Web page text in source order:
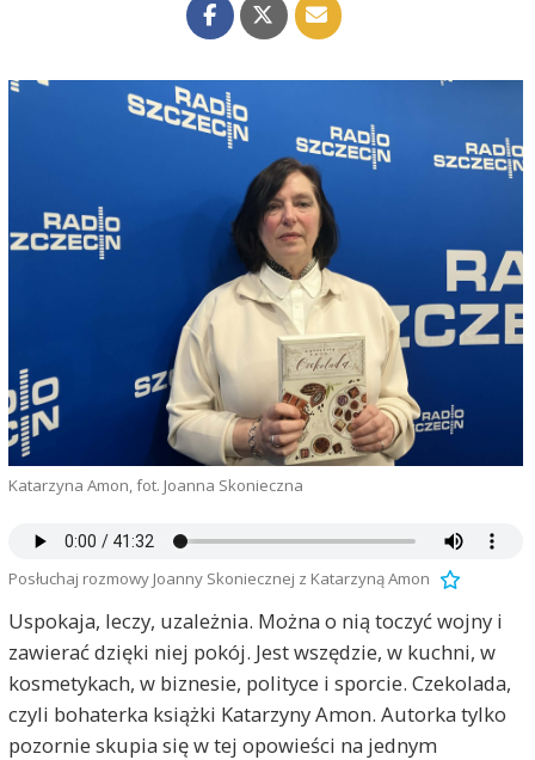
Katarzyna Amon, fot. Joanna Skonieczna
Posłuchaj rozmowy Joanny Skoniecznej z Katarzyną Amon
Uspokaja, leczy, uzależnia. Można o nią toczyć wojny i
zawierać dzięki niej pokój. Jest wszędzie, w kuchni, w
kosmetykach, w biznesie, polityce i sporcie. Czekolada,
czyli bohaterka książki Katarzyny Amon. Autorka tylko
pozornie skupia się w tej opowieści na jednym